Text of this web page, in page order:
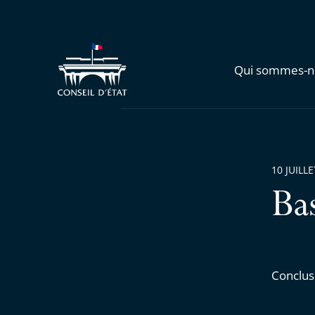
Qui sommes-
10